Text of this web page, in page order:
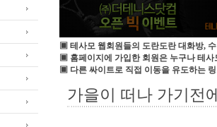
▣ 테사모 웹회원들의 도란도란 대화방,
▣ 홈페이지에 가입한 회원은 누구나 테사
▣ 다른 싸이트로 직접 이동을 유도하는
가을이 떠나 가기전